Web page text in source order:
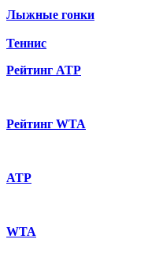
Лыжные гонки
Теннис
Рейтинг ATP
Рейтинг WTA
ATP
WTA